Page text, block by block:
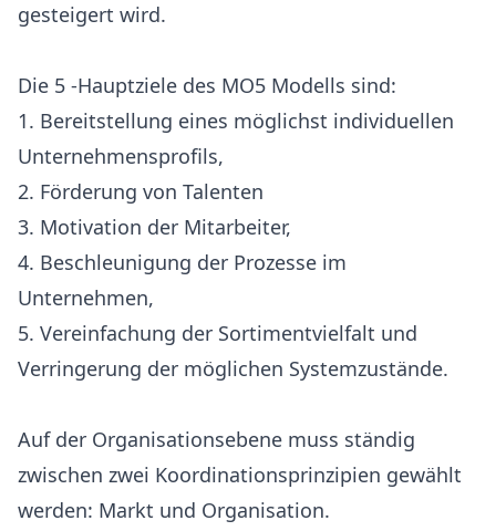
gesteigert wird.
Die 5 -Hauptziele des MO5 Modells sind:
1. Bereitstellung eines möglichst individuellen
Unternehmensprofils,
2. Förderung von Talenten
3. Motivation der Mitarbeiter,
4. Beschleunigung der Prozesse im
Unternehmen,
5. Vereinfachung der Sortimentvielfalt und
Verringerung der möglichen Systemzustände.
Auf der Organisationsebene muss ständig
zwischen zwei Koordinationsprinzipien gewählt
werden: Markt und Organisation.